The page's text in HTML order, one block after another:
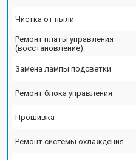
Чистка от пыли
Ремонт платы управления
(восстановление)
Замена лампы подсветки
Ремонт блока управления
Прошивка
Ремонт системы охлаждения